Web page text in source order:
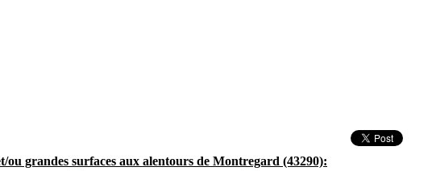
ou grandes surfaces aux alentours de Montregard (43290):